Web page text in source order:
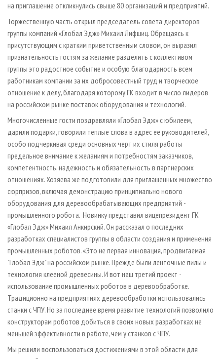
на приглашение откликнулись свыше 80 организаций и предприятий.
Торжественную часть открыл председатель совета директоров
группы компаний «Глобал Эдж» Михаил Лифшиц. Обращаясь к
присутствующим с кратким приветственным словом, он выразил
признательность гостям за желание разделить с коллективом
группы это радостное событие и особую благодарность всем
работникам компании за их добросовестный труд и творческое
отношение к делу, благодаря которому ГК входит в число лидеров
на российском рынке поставок оборудования и технологий.
Многочисленные гости поздравляли «Глобал Эдж» с юбилеем,
дарили подарки, говорили теплые слова в адрес ее руководителей,
особо подчеркивая среди основных черт их стиля работы
предельное внимание к желаниям и потребностям заказчиков,
компетентность, надежность и обязательность в партнерских
отношениях. Хозяева же подготовили для приглашенных множество
сюрпризов, включая демонстрацию принципиально нового
оборудования для деревообрабатывающих предприятий -
промышленного робота. Новинку представил вице­президент ГК
«Глобал Эдж» Михаил Анкирский. Он рассказал о последних
разработках специалистов группы в области создания и применения
промышленных роботов. «Это не первая инновация, продвигаемая
"Глобал Эдж" на российском рынке. Прежде были ленточные пилы и
технология клееной древесины. И вот наш третий проект -
использование промышленных роботов в деревообработке.
Традиционно на предприятиях деревообработки использовались
станки с ЧПУ. Но за последнее время развитие технологий позволило
конструкторам роботов добиться в своих новых разработках не
меньшей эффективности в работе, чем у станков с ЧПУ.
Мы решили воспользоваться достижениями в этой области для